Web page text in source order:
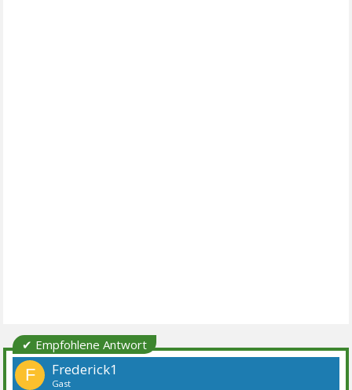
✔ Empfohlene Antwort
F Frederick1
Gast